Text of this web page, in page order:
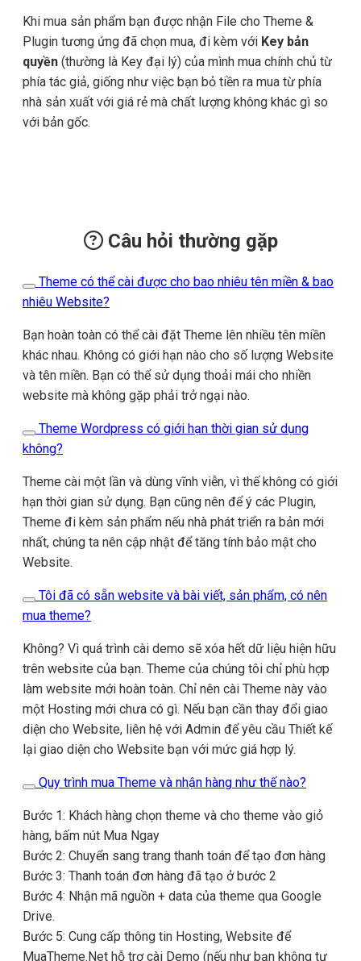
Khi mua sản phẩm bạn được nhận File cho Theme &
Plugin tương ứng đã chọn mua, đi kèm với Key bản
quyền (thường là Key đại lý) của mình mua chính chủ từ
phía tác giả, giống như việc bạn bỏ tiền ra mua từ phía
nhà sản xuất với giá rẻ mà chất lượng không khác gì so
với bản gốc.
Câu hỏi thường gặp
Theme có thể cài được cho bao nhiêu tên miền & bao
nhiêu Website?
Bạn hoàn toàn có thể cài đặt Theme lên nhiều tên miền
khác nhau. Không có giới hạn nào cho số lượng Website
và tên miền. Bạn có thể sử dụng thoải mái cho nhiền
website mà không gặp phải trở ngại nào.
Theme Wordpress có giới hạn thời gian sử dụng
không?
Theme cài một lần và dùng vĩnh viễn, vì thế không có giới
hạn thời gian sử dụng. Bạn cũng nên để ý các Plugin,
Theme đi kèm sản phẩm nếu nhà phát triển ra bản mới
nhất, chúng ta nên cập nhật để tăng tính bảo mật cho
Website.
Tôi đã có sẵn website và bài viết, sản phẩm, có nên
mua theme?
Không? Vì quá trình cài demo sẽ xóa hết dữ liệu hiện hữu
trên website của bạn. Theme của chúng tôi chỉ phù hợp
làm website mới hoàn toàn. Chỉ nên cài Theme này vào
một Hosting mới chưa có gì. Nếu bạn cần thay đổi giao
diện cho Website, liên hệ với Admin để yêu cầu Thiết kế
lại giao diện cho Website bạn với mức giá hợp lý.
Quy trình mua Theme và nhận hàng như thế nào?
Bước 1: Khách hàng chọn theme và cho theme vào giỏ
hàng, bấm nút Mua Ngay
Bước 2: Chuyển sang trang thanh toán để tạo đơn hàng
Bước 3: Thanh toán đơn hàng đã tạo ở bước 2
Bước 4: Nhận mã nguồn + data của theme qua Google
Drive.
Bước 5: Cung cấp thông tin Hosting, Website để
MuaTheme.Net hỗ trợ cài Demo (nếu như bạn không tự